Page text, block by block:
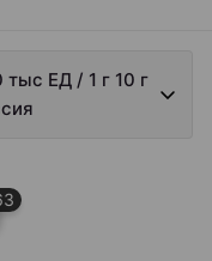
тыс ЕД / 1 г 10 г